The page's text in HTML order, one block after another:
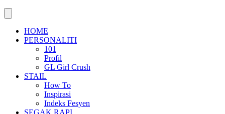
HOME
PERSONALITI
101
Profil
GL Girl Crush
STAIL
How To
Inspirasi
Indeks Fesyen
SEGAK RAPI